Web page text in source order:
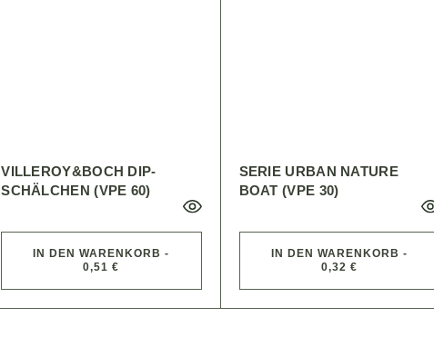
VILLEROY&BOCH DIP-
SCHÄLCHEN (VPE 60)
IN DEN WARENKORB -
0,51 €
SERIE URBAN NATURE
BOAT (VPE 30)
IN DEN WARENKORB -
0,32 €